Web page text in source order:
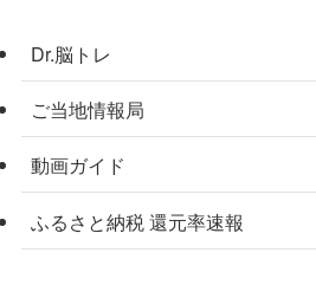
Dr.脳トレ
ご当地情報局
動画ガイド
ふるさと納税 還元率速報